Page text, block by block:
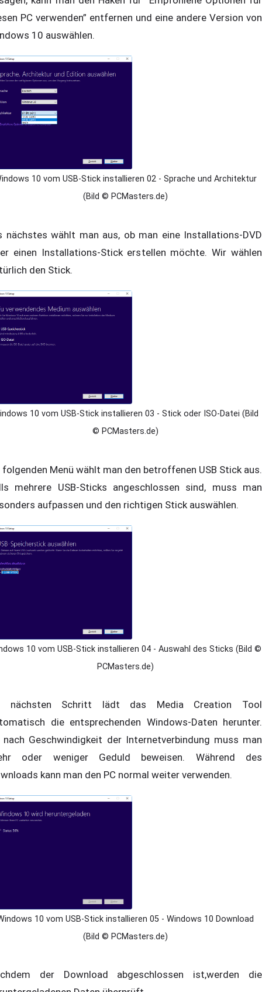
PC verwenden” entfernen und eine andere Version von
10 auswählen.
10 vom USB-Stick installieren 02 - Sprache und Architektur
(Bild © PCMasters.de)
nächstes wählt man aus, ob man eine Installations-DVD
einen Installations-Stick erstellen möchte. Wir wählen
den Stick.
10 vom USB-Stick installieren 03 - Stick oder ISO-Datei (Bild
© PCMasters.de)
Menü wählt man den betroffenen USB Stick aus.
mehrere USB-Sticks angeschlossen sind, muss man
aufpassen und den richtigen Stick auswählen.
10 vom USB-Stick installieren 04 - Auswahl des Sticks (Bild ©
PCMasters.de)
nächsten Schritt lädt das Media Creation Tool
die entsprechenden Windows-Daten herunter.
nach Geschwindigkeit der Internetverbindung muss man
oder weniger Geduld beweisen. Während des
kann man den PC normal weiter verwenden.
10 vom USB-Stick installieren 05 - Windows 10 Download
(Bild © PCMasters.de)
der Download abgeschlossen ist,werden die